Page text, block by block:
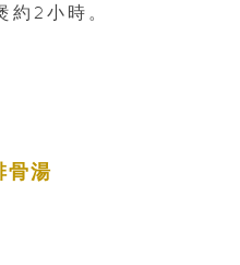
約2小時。
骨湯